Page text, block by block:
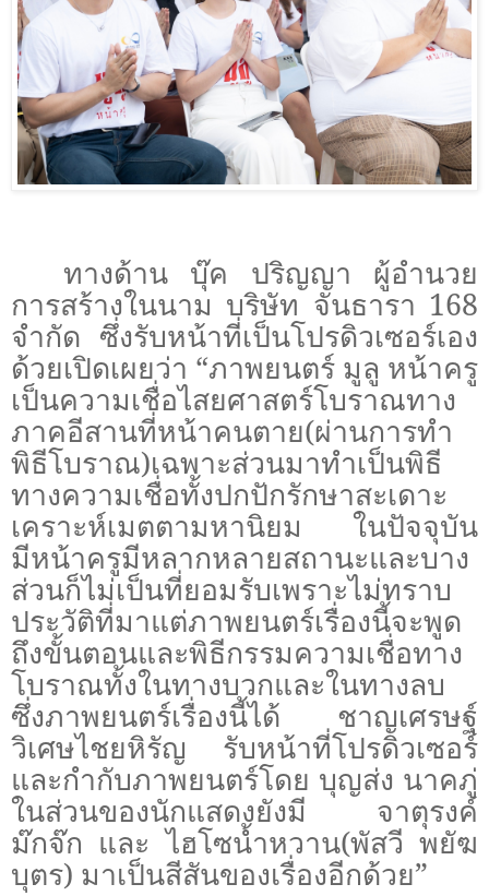
ทางด้าน บุ๊ค ปริญญา ผู้อำนวย
การสร้างในนาม บริษัท จันธารา 168
จำกัด ซึ่งรับหน้าที่เป็นโปรดิวเซอร์เอง
ด้วยเปิดเผยว่า “ภาพยนตร์ มูลู หน้าครู
เป็นความเชื่อไสยศาสตร์โบราณทาง
ภาคอีสานที่หน้าคนตาย(ผ่านการทำ
พิธีโบราณ)เฉพาะส่วนมาทำเป็นพิธี
ทางความเชื่อทั้งปกปักรักษาสะเดาะ
เคราะห์เมตตามหานิยม ในปัจจุบัน
มีหน้าครูมีหลากหลายสถานะและบาง
ส่วนก็ไม่เป็นที่ยอมรับเพราะไม่ทราบ
ประวัติที่มาแต่ภาพยนตร์เรื่องนี้จะพูด
ถึงขั้นตอนและพิธีกรรมความเชื่อทาง
โบราณทั้งในทางบวกและในทางลบ
ซึ่งภาพยนตร์เรื่องนี้ได้ ชาญเศรษฐ์
วิเศษไชยหิรัญ รับหน้าที่โปรดิวเซอร์
และกำกับภาพยนตร์โดย บุญส่ง นาคภู่
ในส่วนของนักแสดงยังมี จาตุรงค์
ม๊กจ๊ก และ ไฮโซน้ำหวาน(พัสวี พยัฆ
บุตร) มาเป็นสีสันของเรื่องอีกด้วย”